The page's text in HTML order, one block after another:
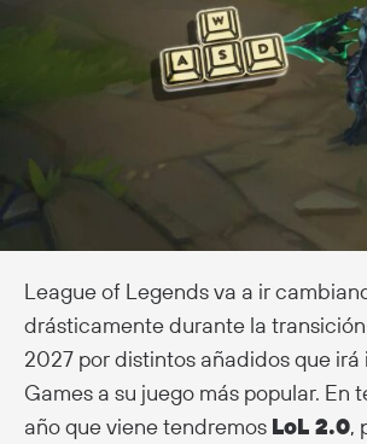
League of Legends va a ir
drásticamente durante la
2027 por distintos añadidos que
Games a su juego más popular. En
año que viene tendremos LoL 2.0,